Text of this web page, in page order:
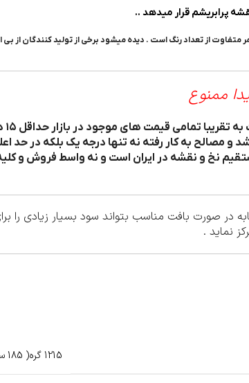
از تعداد رنگ است . دیده میشود برخی از تولید کنندگان از بی
ممنوع
مصالح به کار رفته نه تنها درجه یک بلکه در حد
نخ و نقشه در ایران است و نه واسط فروش و
صورت بافت مناسب بتواند سود بسیار زیادی را
نماید .
1215 گره( 185 سانت)